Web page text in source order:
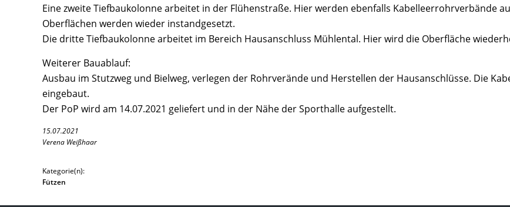
Eine zweite Tiefbaukolonne arbeitet in der Flühenstraße. Hier werden ebenfalls Kabelleerrohrverbände
Oberflächen werden wieder instandgesetzt.
Die dritte Tiefbaukolonne arbeitet im Bereich Hausanschluss Mühlental. Hier wird die Oberfläche
Weiterer Bauablauf:
Ausbau im Stutzweg und Bielweg, verlegen der Rohrverände und Herstellen der Hausanschlüsse. Die
eingebaut.
Der PoP wird am 14.07.2021 geliefert und in der Nähe der Sporthalle aufgestellt.
15.07.2021
Verena Weißhaar
Kategorie(n):
Fützen